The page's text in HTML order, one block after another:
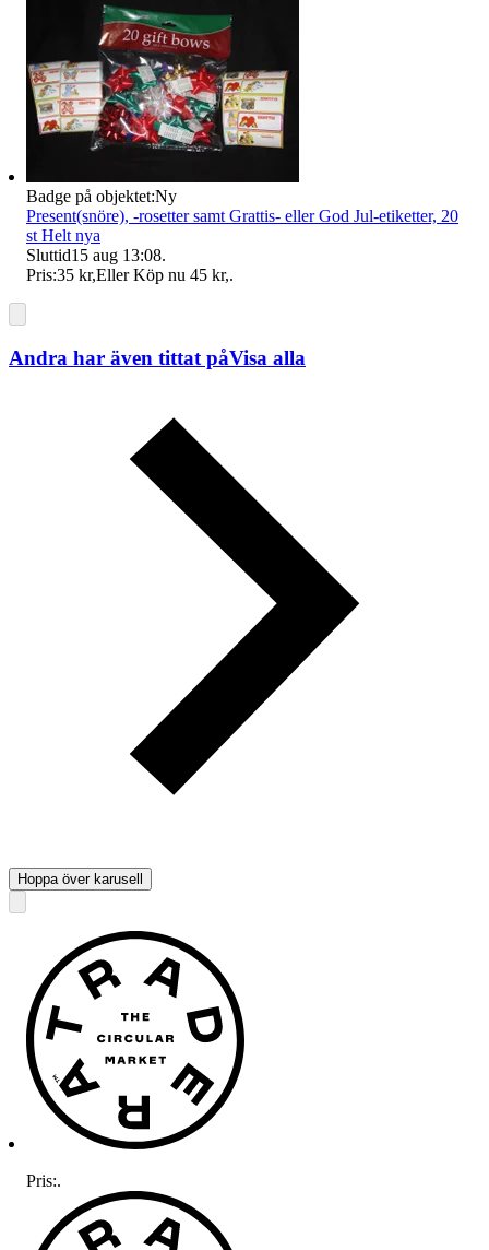
Badge på objektet:Ny
Present(snöre), -rosetter samt Grattis- eller God Jul-etiketter, 20
st Helt nya
Sluttid15 aug 13:08.
Pris:35 kr,Eller Köp nu 45 kr,.
Andra har även tittat påVisa alla
Hoppa över karusell
Pris:.